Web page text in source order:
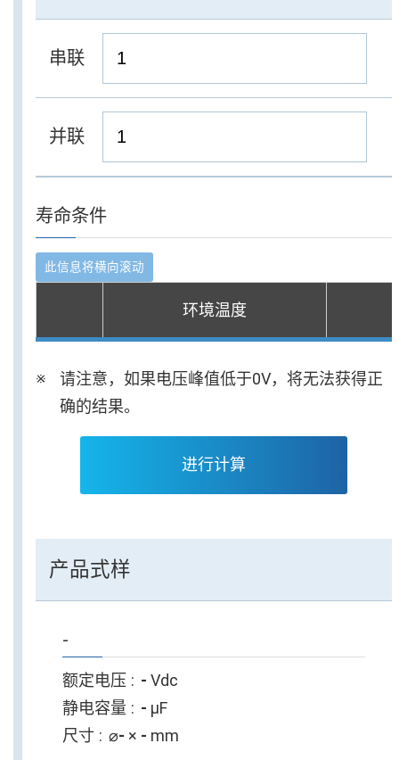
串联
并联
寿命条件
环境温度
请注意，如果电压峰值低于0V，将无法获得正
确的结果。
进行计算
产品式样
-
额定电压 - Vdc
静电容量
- µF
尺寸
⌀- × - mm